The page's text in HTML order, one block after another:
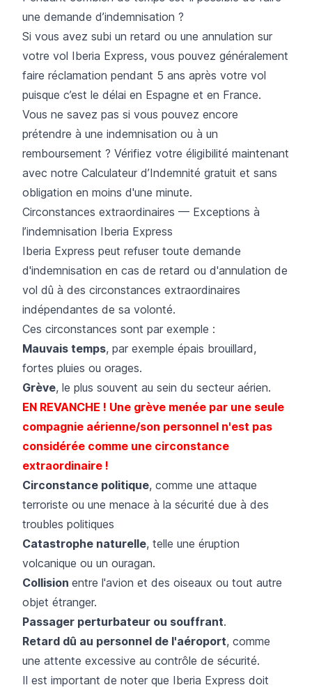
une demande d’indemnisation ?
Si vous avez subi un retard ou une annulation sur
votre vol Iberia Express, vous pouvez généralement
faire réclamation pendant 5 ans après votre vol
puisque c’est le délai en Espagne et en France.
Vous ne savez pas si vous pouvez encore
prétendre à une indemnisation ou à un
remboursement ? Vérifiez votre éligibilité maintenant
avec notre Calculateur d’Indemnité gratuit et sans
obligation en moins d'une minute.
Circonstances extraordinaires — Exceptions à
l’indemnisation Iberia Express
Iberia Express peut refuser toute demande
d'indemnisation en cas de retard ou d'annulation de
vol dû à des circonstances extraordinaires
indépendantes de sa volonté.
Ces circonstances sont par exemple :
Mauvais temps, par exemple épais brouillard,
fortes pluies ou orages.
Grève, le plus souvent au sein du secteur aérien.
EN REVANCHE ! Une grève menée par une seule
compagnie aérienne/son personnel n'est pas
considérée comme une circonstance
extraordinaire !
Circonstance politique, comme une attaque
terroriste ou une menace à la sécurité due à des
troubles politiques
Catastrophe naturelle, telle une éruption
volcanique ou un ouragan.
Collision entre l'avion et des oiseaux ou tout autre
objet étranger.
Passager perturbateur ou souffrant.​
Retard dû au personnel de l'aéroport, comme
une attente excessive au contrôle de sécurité.
Il est important de noter que Iberia Express doit